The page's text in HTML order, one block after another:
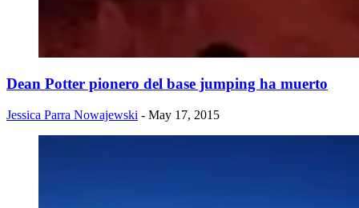
Dean Potter pionero del base jumping ha muerto
Jessica Parra Nowajewski - May 17, 2015